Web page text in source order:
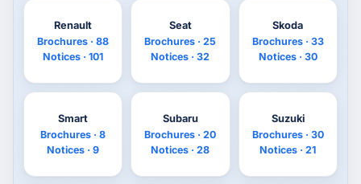
Renault
Brochures · 88
Notices · 101
Seat
Brochures · 25
Notices · 32
Skoda
Brochures · 33
Notices · 30
Smart
Brochures · 8
Notices · 9
Subaru
Brochures · 20
Notices · 28
Suzuki
Brochures · 30
Notices · 21